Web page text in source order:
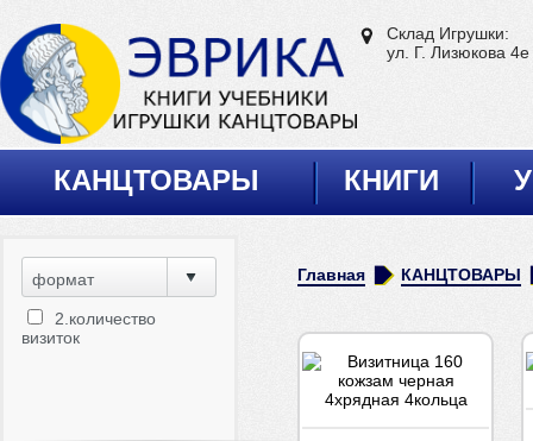
Склад Игрушки:
ул. Г. Лизюкова 4е
КАНЦТОВАРЫ КНИГИ
формат
2.количество
визиток
Главная КАНЦТОВАРЫ